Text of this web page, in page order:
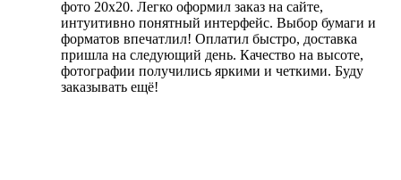
фото 20х20. Легко оформил заказ на сайте,
интуитивно понятный интерфейс. Выбор бумаги и
форматов впечатлил! Оплатил быстро, доставка
пришла на следующий день. Качество на высоте,
фотографии получились яркими и четкими. Буду
заказывать ещё!